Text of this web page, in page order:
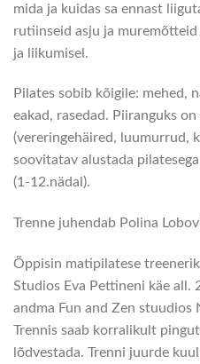
mida ja kuidas sa ennast
rutiinseid asju ja
ja liikumisel.
Pilates sobib kõigile: mehed,
eakad, rasedad. Piiranguks
(vereringehäired, luumurrud,
soovitatav alustada
(1-12.nädal).
Trenne juhendab Polina
Õppisin matipilatese
Studios Eva Pettineni käe all.
andma Fun and Zen stuudios
Trennis saab korralikult
lõdvestada. Trenni juurde